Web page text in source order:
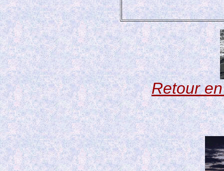
Retour